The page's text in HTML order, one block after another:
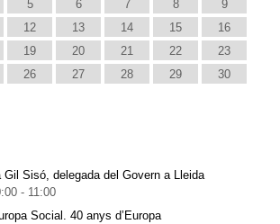
5 6 7 8
9
12 13 14 15
16
19 20 21 22
23
26 27 28 29
30
Gil Sisó, delegada del Govern a Lleida
- 11:00
Social. 40 anys d’Europa